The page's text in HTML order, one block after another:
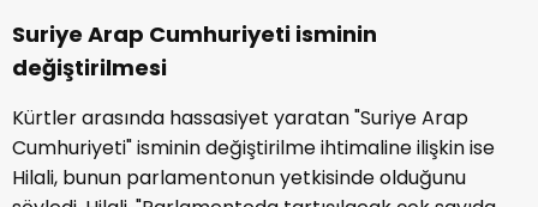
Suriye Arap Cumhuriyeti isminin
değiştirilmesi
Kürtler arasında hassasiyet yaratan "Suriye Arap
Cumhuriyeti" isminin değiştirilme ihtimaline ilişkin ise
Hilali, bunun parlamentonun yetkisinde olduğunu